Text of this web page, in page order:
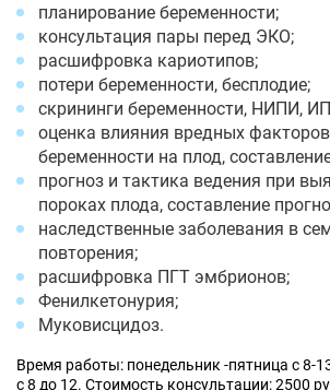
планирование беременности;
консультация пары перед ЭКО;
расшифровка кариотипов;
потери беременности, бесплодие;
скрининги беременности, НИПИ,
оценка влияния вредных
беременности на плод,
прогноз и тактика ведения при
пороках плода, составление
наследственные заболевания в
повторения;
расшифровка ПГТ эмбрионов;
Фенилкетонурия;
Муковисцидоз.
Время работы: понедельник -пятница с 8-
с 8 до 12. Стоимость консультации: 2500